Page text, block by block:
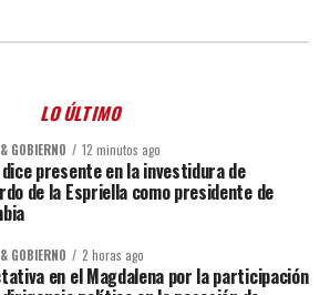
LO ÚLTIMO
GOBIERNO 12 minutos ago
presente en la investidura de
de la Espriella como presidente de
GOBIERNO 2 horas ago
en el Magdalena por la participación